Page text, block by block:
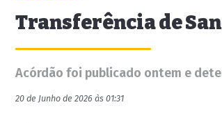
Transferência de
Acórdão foi publicado ontem e
20 de Junho de 2026 às 01:31